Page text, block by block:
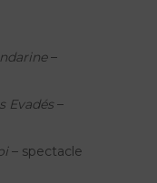
–
Evadés–
– spectacle